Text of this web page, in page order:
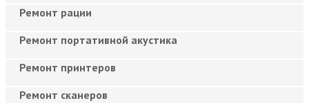
Ремонт рации
Ремонт портативной акустика
Ремонт принтеров
Ремонт сканеров